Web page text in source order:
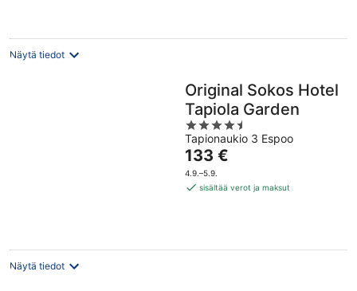
Näytä tiedot
Original Sokos Hotel
Tapiola Garden
4.5
out
of
5
Tapionaukio 3 Espoo
Hinta
on
133 €
133 €
4.9.–5.9.
sisältää verot ja maksut
Näytä tiedot